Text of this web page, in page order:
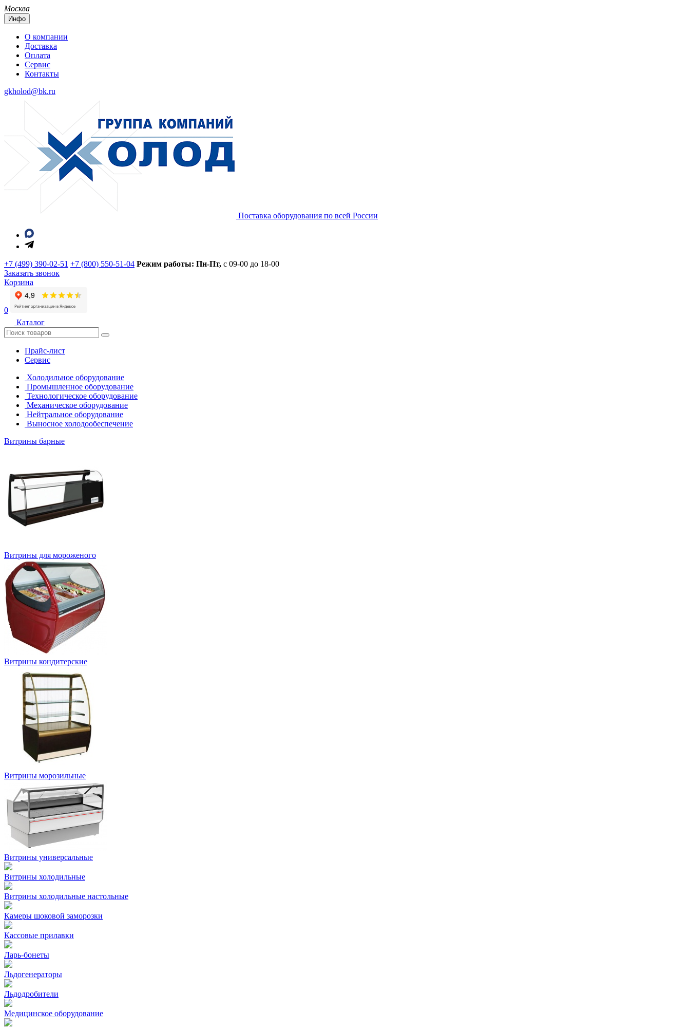
Москва
Инфо
О компании
Доставка
Оплата
Сервис
Контакты
gkholod@bk.ru
Поставка оборудования по всей России
+7 (499) 390-02-51 +7 (800) 550-51-04 Режим работы: Пн-Пт, с 09-00 до 18-00
Заказать звонок
Корзина
0
Каталог
Прайс-лист
Сервис
Холодильное оборудование
Промышленное оборудование
Технологическое оборудование
Механическое оборудование
Нейтральное оборудование
Выносное холодообеспечение
Витрины барные
Витрины для мороженого
Витрины кондитерские
Витрины морозильные
Витрины универсальные
Витрины холодильные
Витрины холодильные настольные
Камеры шоковой заморозки
Кассовые прилавки
Ларь-бонеты
Льдогенераторы
Льдодробители
Медицинское оборудование